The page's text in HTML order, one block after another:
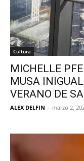
Cultura
MICHELLE
MUSA
VERANO DE
ALEX DELFIN - marzo 2,